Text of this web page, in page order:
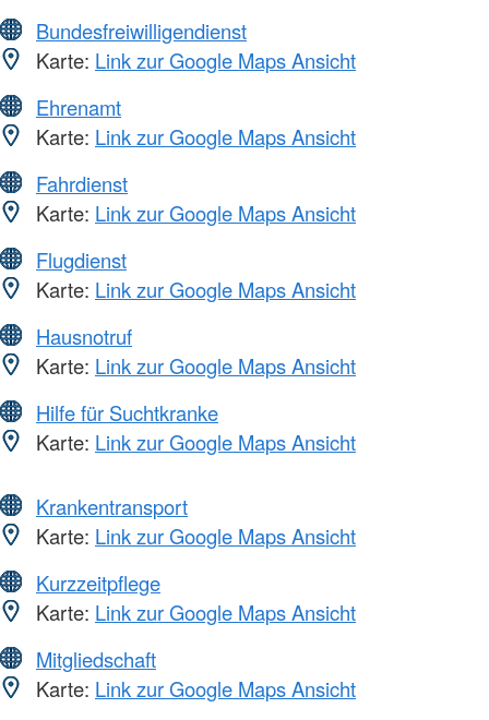
Bundesfreiwilligendienst
Karte: Link zur Google Maps Ansicht
Ehrenamt
Karte: Link zur Google Maps Ansicht
Fahrdienst
Karte: Link zur Google Maps Ansicht
Flugdienst
Karte: Link zur Google Maps Ansicht
Hausnotruf
Karte: Link zur Google Maps Ansicht
Hilfe für Suchtkranke
Karte: Link zur Google Maps Ansicht
Krankentransport
Karte: Link zur Google Maps Ansicht
Kurzzeitpflege
Karte: Link zur Google Maps Ansicht
Mitgliedschaft
Karte: Link zur Google Maps Ansicht